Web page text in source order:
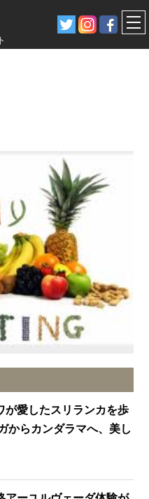
が愛したスリランカを歩
からカンダラマへ、美し